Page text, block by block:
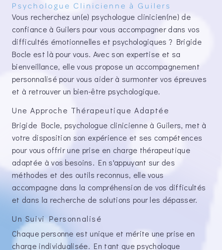
Psychologue Clinicienne à Guilers
Vous recherchez un(e) psychologue clinicien(ne) de
confiance à Guilers pour vous accompagner dans vos
difficultés émotionnelles et psychologiques ? Brigide
Bocle est là pour vous. Avec son expertise et sa
bienveillance, elle vous propose un accompagnement
personnalisé pour vous aider à surmonter vos épreuves
et à retrouver un bien-être psychologique.
Une Approche Thérapeutique Adaptée
Brigide Bocle, psychologue clinicienne à Guilers, met à
votre disposition son expérience et ses compétences
pour vous offrir une prise en charge thérapeutique
adaptée à vos besoins. En s'appuyant sur des
méthodes et des outils reconnus, elle vous
accompagne dans la compréhension de vos difficultés
et dans la recherche de solutions pour les dépasser.
Un Suivi Personnalisé
Chaque personne est unique et mérite une prise en
charge individualisée. En tant que psychologue